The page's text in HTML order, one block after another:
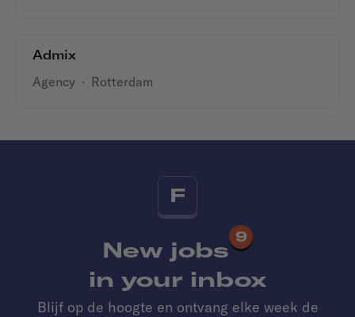
Admix
Agency · Rotterdam
F
New jobs
9
in your inbox
Blijf op de hoogte en ontvang elke week de